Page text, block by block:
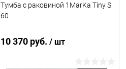
Тумба с раковиной 1MarKa Tiny S
60
10 370 руб. / шт